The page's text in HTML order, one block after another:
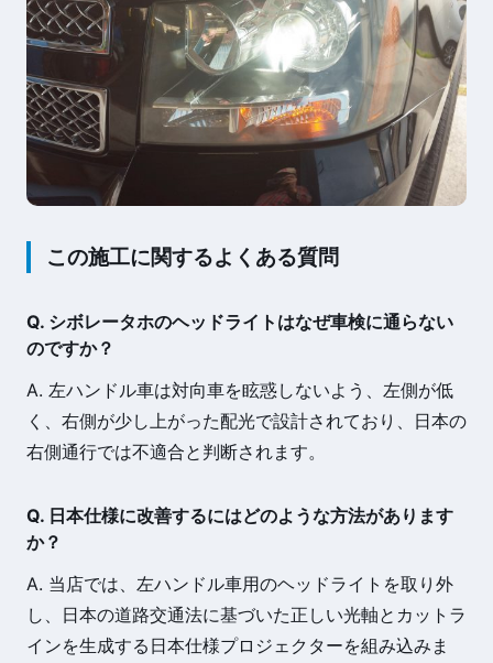
この施工に関するよくある質問
Q. シボレータホのヘッドライトはなぜ車検に通らない
のですか？
A. 左ハンドル車は対向車を眩惑しないよう、左側が低
く、右側が少し上がった配光で設計されており、日本の
右側通行では不適合と判断されます。
Q. 日本仕様に改善するにはどのような方法があります
か？
A. 当店では、左ハンドル車用のヘッドライトを取り外
し、日本の道路交通法に基づいた正しい光軸とカットラ
インを生成する日本仕様プロジェクターを組み込みま